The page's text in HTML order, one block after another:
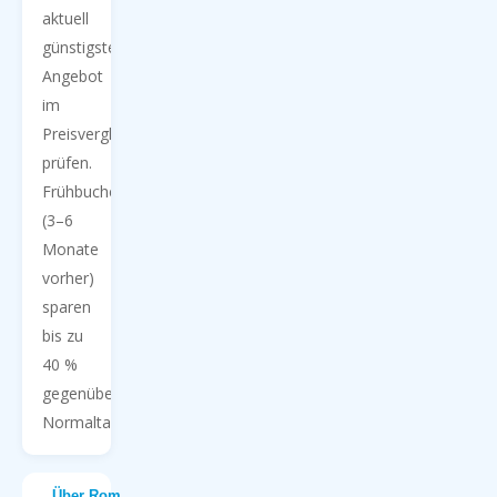
aktuell
günstigstes
Angebot
im
Preisvergleich
prüfen.
Frühbucher
(3–6
Monate
vorher)
sparen
bis zu
40 %
gegenüber
Normaltarifen.